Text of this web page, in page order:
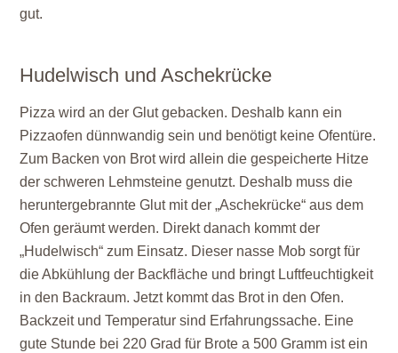
gut.
Hudelwisch und Aschekrücke
Pizza wird an der Glut gebacken. Deshalb kann ein
Pizzaofen dünnwandig sein und benötigt keine Ofentüre.
Zum Backen von Brot wird allein die gespeicherte Hitze
der schweren Lehmsteine genutzt. Deshalb muss die
heruntergebrannte Glut mit der „Aschekrücke“ aus dem
Ofen geräumt werden. Direkt danach kommt der
„Hudelwisch“ zum Einsatz. Dieser nasse Mob sorgt für
die Abkühlung der Backfläche und bringt Luftfeuchtigkeit
in den Backraum. Jetzt kommt das Brot in den Ofen.
Backzeit und Temperatur sind Erfahrungssache. Eine
gute Stunde bei 220 Grad für Brote a 500 Gramm ist ein